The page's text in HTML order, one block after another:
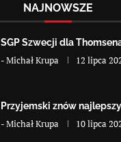
NAJNOWSZE
SGP Szwecji dla
-Michał Krupa 12 lipca
Przyjemski znów
-Michał Krupa 10 lipca